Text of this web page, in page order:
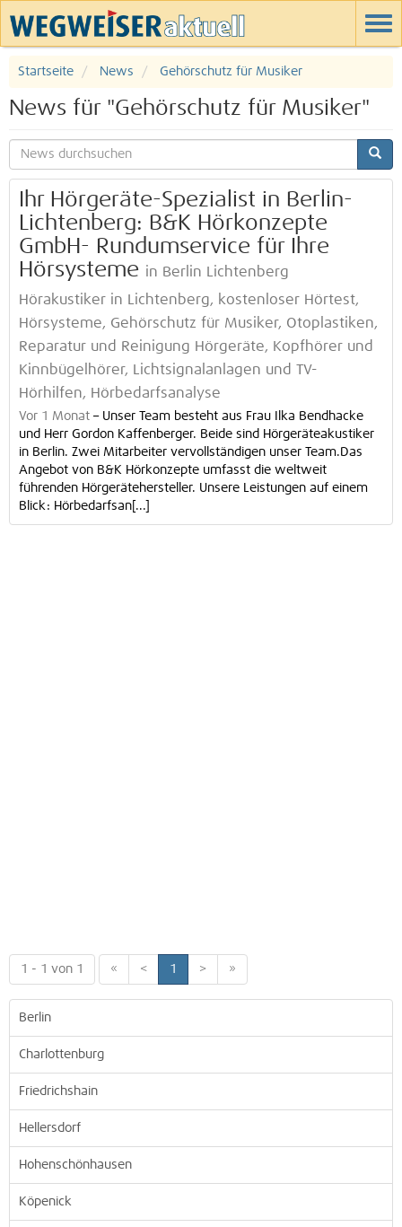
Startseite News Gehörschutz für Musiker
News für "Gehörschutz für Musiker"
Ihr Hörgeräte-Spezialist in Berlin-
Lichtenberg: B&K Hörkonzepte
GmbH- Rundumservice für Ihre
Hörsysteme in Berlin Lichtenberg
Hörakustiker in Lichtenberg, kostenloser Hörtest,
Hörsysteme, Gehörschutz für Musiker, Otoplastiken,
Reparatur und Reinigung Hörgeräte, Kopfhörer und
Kinnbügelhörer, Lichtsignalanlagen und TV-
Hörhilfen, Hörbedarfsanalyse
Vor 1 Monat – Unser Team besteht aus Frau Ilka Bendhacke
und Herr Gordon Kaffenberger. Beide sind Hörgeräteakustiker
in Berlin. Zwei Mitarbeiter vervollständigen unser Team.Das
Angebot von B&K Hörkonzepte umfasst die weltweit
führenden Hörgerätehersteller. Unsere Leistungen auf einem
Blick: Hörbedarfsan[...]
1 - 1 von 1 « < 1 > »
Berlin
Charlottenburg
Friedrichshain
Hellersdorf
Hohenschönhausen
Köpenick